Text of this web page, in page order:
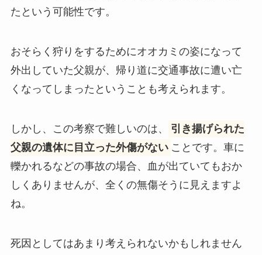
たという可能性です。
おそらく狩りをするためにオオカミの姿になって
外出していた父親が、帰り道に交通事故に遭い亡
くなってしまったということも考えられます。
しかし、この考察で難しいのは、
引き揚げられた
父親の遺体に目立った外傷がない ことです。車に
轢かれるなどの事故の場合、血が出ていてもおか
しくありませんが、全くの無傷そうに見えますよ
ね。
死因としてはあまり考えられないかもしれません